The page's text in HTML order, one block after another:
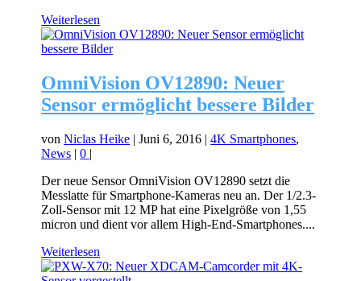
Weiterlesen
OmniVision OV12890: Neuer
Sensor ermöglicht bessere Bilder
vonNiclas Heike |Juni 6, 2016 |4K Smartphones,
News |0 |
Der neue Sensor OmniVision OV12890 setzt die
Messlatte für Smartphone-Kameras neu an. Der 1/2.3-
Zoll-Sensor mit 12 MP hat eine Pixelgröße von 1,55
micron und dient vor allem High-End-Smartphones....
Weiterlesen